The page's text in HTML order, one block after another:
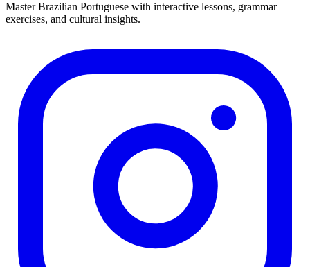
Master Brazilian Portuguese with interactive lessons, grammar
exercises, and cultural insights.